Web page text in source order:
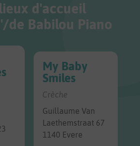
d'accueil
de Babilou Piano
My Baby
Smiles
Crèche
Guillaume Van
Laethemstraat 67
1140 Evere